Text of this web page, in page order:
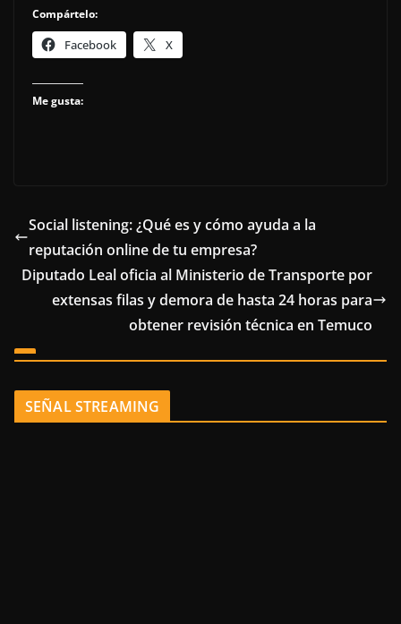
Compártelo:
Facebook X
Me gusta:
Social listening: ¿Qué es y cómo ayuda a la
reputación online de tu empresa?
Diputado Leal oficia al Ministerio de Transporte por
extensas filas y demora de hasta 24 horas para
obtener revisión técnica en Temuco
SEÑAL STREAMING